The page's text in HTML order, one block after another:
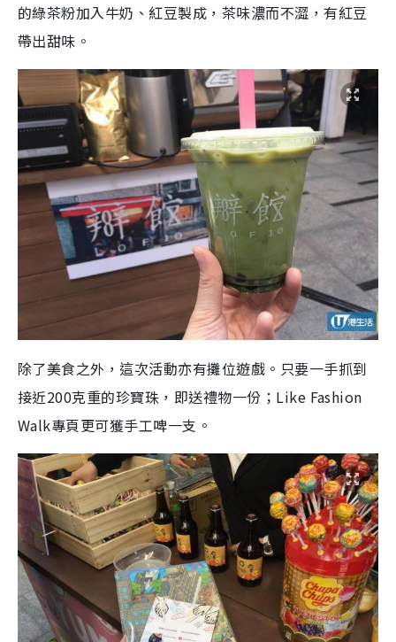
的綠茶粉加入牛奶、紅豆製成，茶味濃而不澀，有紅豆
帶出甜味。
除了美食之外，這次活動亦有攤位遊戲。只要一手抓到
接近200克重的珍寶珠，即送禮物一份；Like Fashion
Walk專頁更可獲手工啤一支。